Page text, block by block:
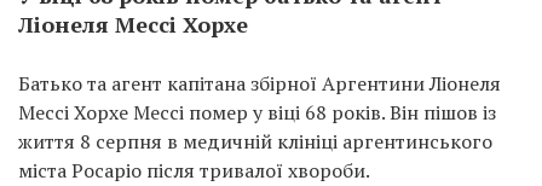
Ліонеля Мессі Хорхе
Батько та агент капітана збірної Аргентини Ліонеля
Мессі Хорхе Мессі помер у віці 68 років. Він пішов із
життя 8 серпня в медичній клініці аргентинського
міста Росаріо після тривалої хвороби.